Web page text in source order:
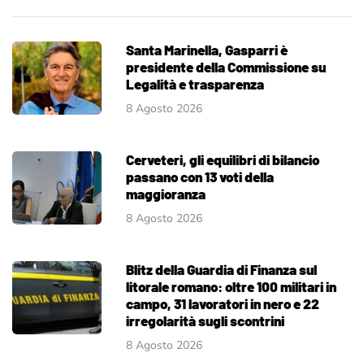
Santa Marinella, Gasparri è
presidente della Commissione su
Legalità e trasparenza
8 Agosto 2026
Cerveteri, gli equilibri di bilancio
passano con 13 voti della
maggioranza
8 Agosto 2026
Blitz della Guardia di Finanza sul
litorale romano: oltre 100 militari in
campo, 31 lavoratori in nero e 22
irregolarità sugli scontrini
8 Agosto 2026